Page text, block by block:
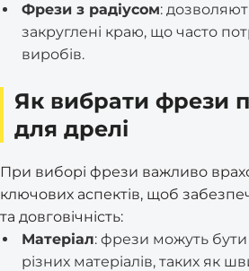
Фрези з радіусом:
закруглені краю, що часто
виробів.
Як вибрати фрези
для дрелі
При виборі фрези важливо
ключових аспектів, щоб
та довговічність:
Матеріал: фрези можуть бути
різних матеріалів, таких як